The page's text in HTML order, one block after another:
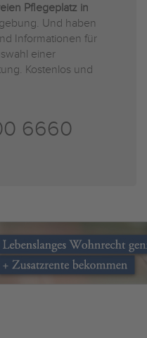
Pflegeplatz in
Und haben
Informationen für
einer
Kostenlos und
6660